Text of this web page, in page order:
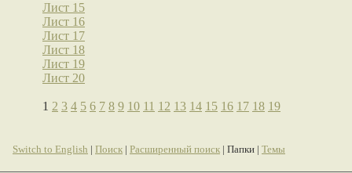
Лист 15
Лист 16
Лист 17
Лист 18
Лист 19
Лист 20
1 2 3 4 5 6 7 8 9 10 11 12 13 14 15 16 17 18 19
Switch to English | Поиск | Расширенный поиск | Папки | Темы